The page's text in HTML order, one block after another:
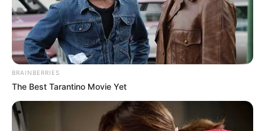
BRAINBERRIES
The Best Tarantino Movie Yet